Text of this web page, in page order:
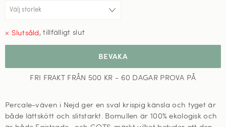
,tillfälligt slut
BEVAKA
FRI FRAKT FRÅN 500 KR - 60 DAGAR PROVA PÅ
Percale-väven i Nejd ger en sval krispig känsla och tyget är
både lättskött och slitstarkt. Bomullen är 100% ekologisk och